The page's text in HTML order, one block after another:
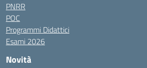
PNRR
POC
Programmi Didattici
Esami 2026
Novità